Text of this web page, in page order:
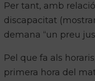
Per tant, amb
discapacitat
demana “un preu
Pel que fa als
primera hora del